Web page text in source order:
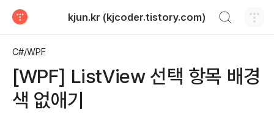
kjun.kr (kjcoder.tistory.com)
C#/WPF
[WPF] ListView 선택 항목 배경
색 없애기